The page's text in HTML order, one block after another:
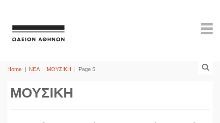
Home | ΝΕΑ | ΜΟΥΣΙΚΗ | Page 5
ΜΟΥΣΙΚΗ